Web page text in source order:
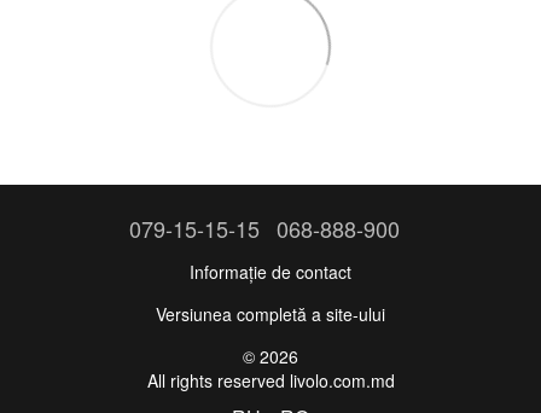
079-15-15-15 068-888-900
Informație de contact
Versiunea completă a site-ului
© 2026
All rights reserved livolo.com.md